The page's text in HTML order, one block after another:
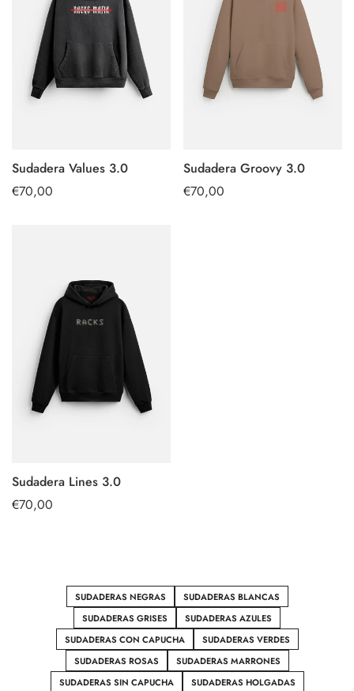
SELECT
Sudadera Values 3.0
Regular
€70,00
SELECT
Sudadera Groovy 3.0
Regular
€70,00
SELECT
Sudadera Lines 3.0
Regular
€70,00
SUDADERAS NEGRAS
SUDADERAS BLANCAS
SUDADERAS GRISES
SUDADERAS AZULES
SUDADERAS CON CAPUCHA
SUDADERAS VERDES
SUDADERAS ROSAS
SUDADERAS MARRONES
SUDADERAS SIN CAPUCHA
SUDADERAS HOLGADAS